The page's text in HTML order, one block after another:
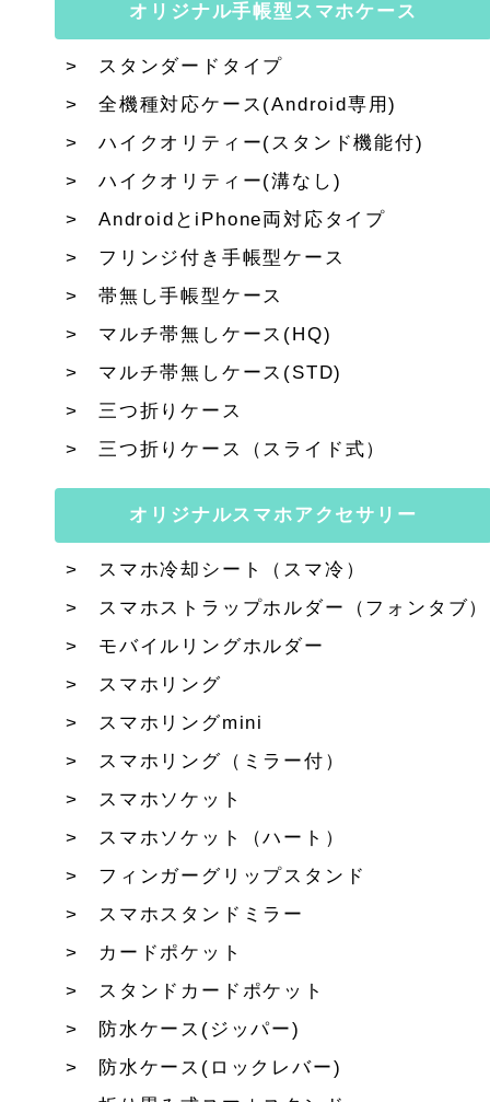
オリジナル手帳型スマホケース
スタンダードタイプ
全機種対応ケース(Android専用)
ハイクオリティー(スタンド機能付)
ハイクオリティー(溝なし)
AndroidとiPhone両対応タイプ
フリンジ付き手帳型ケース
帯無し手帳型ケース
マルチ帯無しケース(HQ)
マルチ帯無しケース(STD)
三つ折りケース
三つ折りケース（スライド式）
オリジナルスマホアクセサリー
スマホ冷却シート（スマ冷）
スマホストラップホルダー（フォンタブ）
モバイルリングホルダー
スマホリング
スマホリングmini
スマホリング（ミラー付）
スマホソケット
スマホソケット（ハート）
フィンガーグリップスタンド
スマホスタンドミラー
カードポケット
スタンドカードポケット
防水ケース(ジッパー)
防水ケース(ロックレバー)